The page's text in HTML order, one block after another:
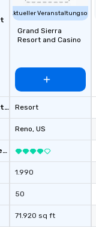
Veranstaltungsortstyp
Bewertung des Veranstaltungsortes
Aktueller Veranstaltungsort
Grand Sierra
Resort and Casino
Resort
Reno, US
1.990
50
71.920 sq ft